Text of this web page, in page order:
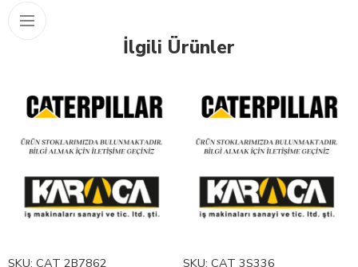
İlgili Ürünler
SKU: CAT 2B7862 SKU: CAT 3S336